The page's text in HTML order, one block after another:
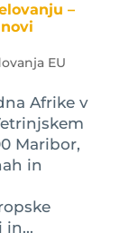
–
EU
Afrike v
Maribor,
in
in...